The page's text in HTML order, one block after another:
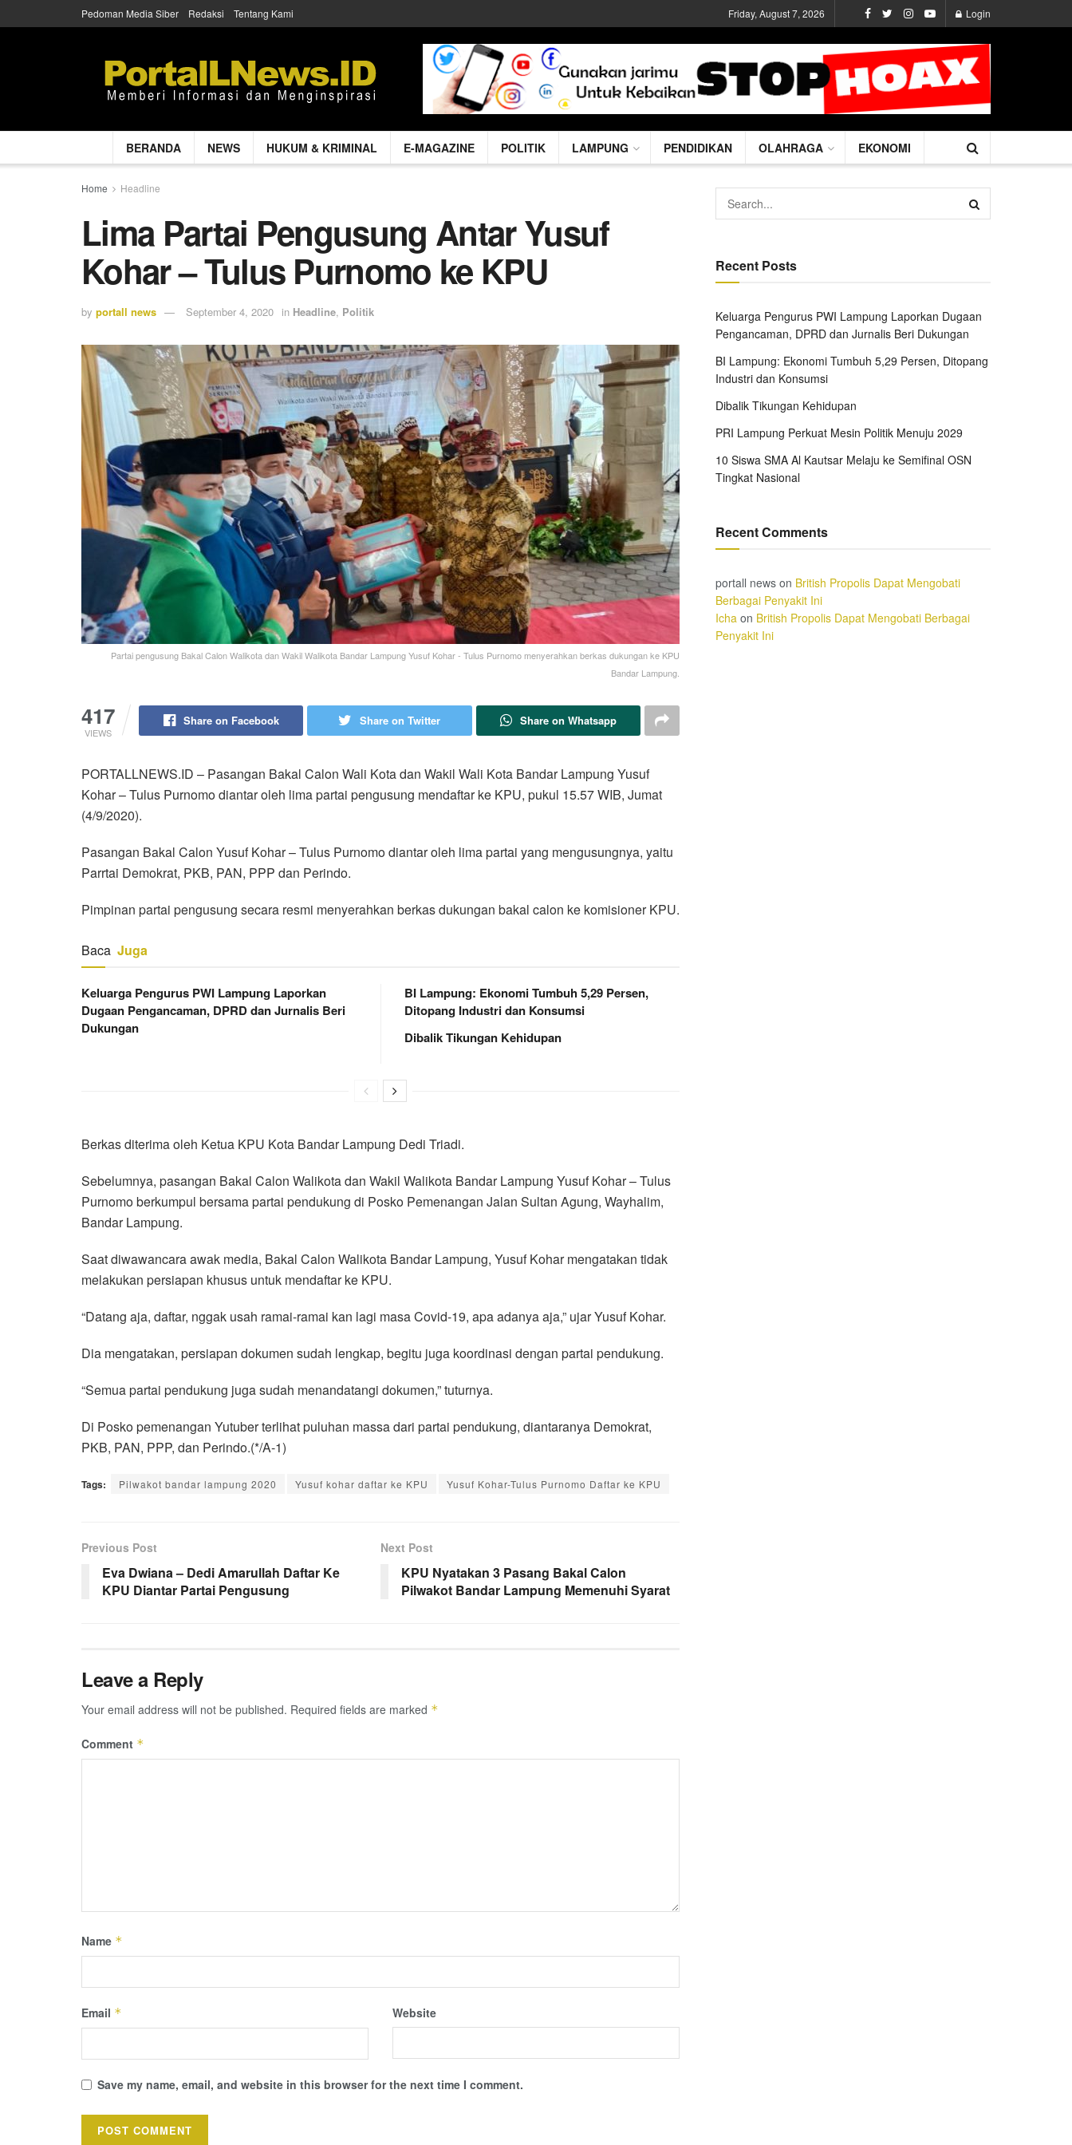
Pedoman Media Siber Redaksi Tentang Kami Friday, August 7, 2026 Login
BERANDA NEWS HUKUM & KRIMINAL E-MAGAZINE POLITIK LAMPUNG PENDIDIKAN OLAHRAGA EKONOMI
Home Headline
Lima Partai Pengusung Antar Yusuf
Kohar – Tulus Purnomo ke KPU
by portall news September 4, 2020 in Headline, Politik
Partai pengusung Bakal Calon Walikota dan Wakil Walikota Bandar Lampung Yusuf Kohar - Tulus Purnomo menyerahkan berkas dukungan ke KPU
Bandar Lampung.
417
VIEWS
Share on Facebook Share on Twitter Share on Whatsapp
PORTALLNEWS.ID – Pasangan Bakal Calon Wali Kota dan Wakil Wali Kota Bandar Lampung Yusuf
Kohar – Tulus Purnomo diantar oleh lima partai pengusung mendaftar ke KPU, pukul 15.57 WIB, Jumat
(4/9/2020).
Pasangan Bakal Calon Yusuf Kohar – Tulus Purnomo diantar oleh lima partai yang mengusungnya, yaitu
Parrtai Demokrat, PKB, PAN, PPP dan Perindo.
Pimpinan partai pengusung secara resmi menyerahkan berkas dukungan bakal calon ke komisioner KPU.
Baca Juga
Keluarga Pengurus PWI Lampung Laporkan
Dugaan Pengancaman, DPRD dan Jurnalis Beri
Dukungan
BI Lampung: Ekonomi Tumbuh 5,29 Persen,
Ditopang Industri dan Konsumsi
Dibalik Tikungan Kehidupan
Berkas diterima oleh Ketua KPU Kota Bandar Lampung Dedi Triadi.
Sebelumnya, pasangan Bakal Calon Walikota dan Wakil Walikota Bandar Lampung Yusuf Kohar – Tulus
Purnomo berkumpul bersama partai pendukung di Posko Pemenangan Jalan Sultan Agung, Wayhalim,
Bandar Lampung.
Saat diwawancara awak media, Bakal Calon Walikota Bandar Lampung, Yusuf Kohar mengatakan tidak
melakukan persiapan khusus untuk mendaftar ke KPU.
“Datang aja, daftar, nggak usah ramai-ramai kan lagi masa Covid-19, apa adanya aja,” ujar Yusuf Kohar.
Dia mengatakan, persiapan dokumen sudah lengkap, begitu juga koordinasi dengan partai pendukung.
“Semua partai pendukung juga sudah menandatangi dokumen,” tuturnya.
Di Posko pemenangan Yutuber terlihat puluhan massa dari partai pendukung, diantaranya Demokrat,
PKB, PAN, PPP, dan Perindo.(*/A-1)
Tags: Pilwakot bandar lampung 2020 Yusuf kohar daftar ke KPU Yusuf Kohar-Tulus Purnomo Daftar ke KPU
Previous Post
Eva Dwiana – Dedi Amarullah Daftar Ke
KPU Diantar Partai Pengusung
Next Post
KPU Nyatakan 3 Pasang Bakal Calon
Pilwakot Bandar Lampung Memenuhi Syarat
Leave a Reply
Your email address will not be published. Required fields are marked *
Comment *
Name *
Email * Website
Save my name, email, and website in this browser for the next time I comment.
Recent Posts
Keluarga Pengurus PWI Lampung Laporkan Dugaan
Pengancaman, DPRD dan Jurnalis Beri Dukungan
BI Lampung: Ekonomi Tumbuh 5,29 Persen, Ditopang
Industri dan Konsumsi
Dibalik Tikungan Kehidupan
PRI Lampung Perkuat Mesin Politik Menuju 2029
10 Siswa SMA Al Kautsar Melaju ke Semifinal OSN
Tingkat Nasional
Recent Comments
portall news on British Propolis Dapat Mengobati
Berbagai Penyakit Ini
Icha on British Propolis Dapat Mengobati Berbagai
Penyakit Ini